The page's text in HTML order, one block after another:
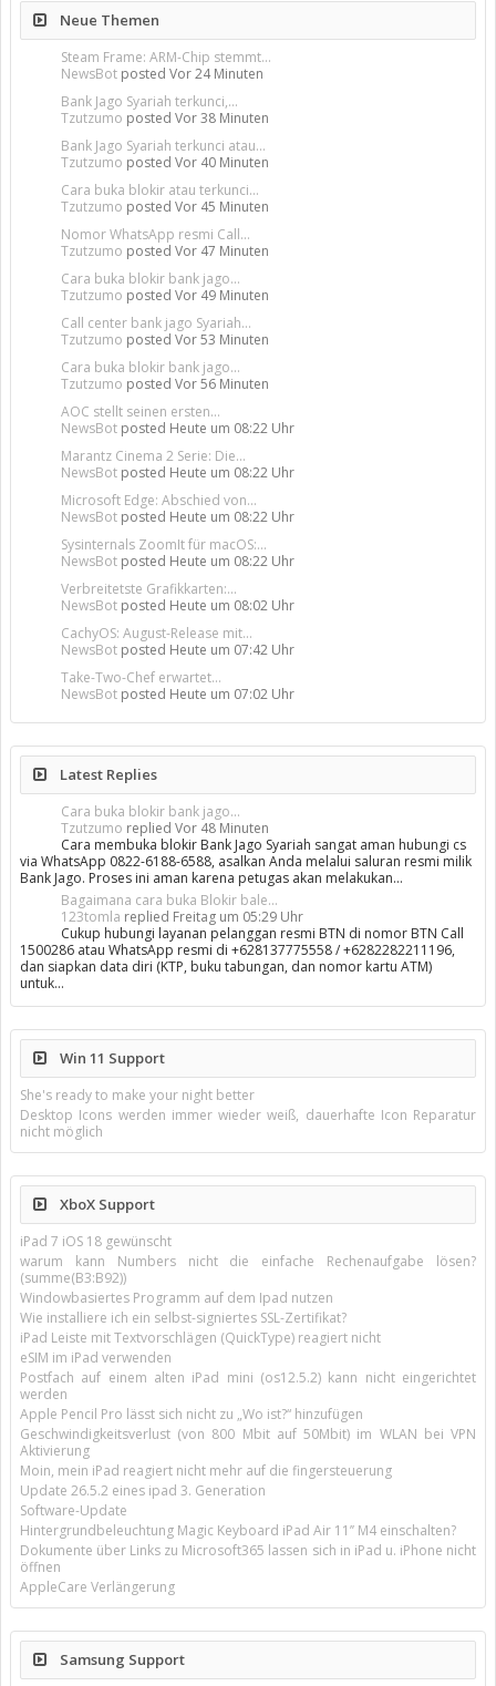
Neue Themen
Steam Frame: ARM-Chip stemmt...
NewsBot posted Vor 24 Minuten
Bank Jago Syariah terkunci,...
Tzutzumo posted Vor 38 Minuten
Bank Jago Syariah terkunci atau...
Tzutzumo posted Vor 40 Minuten
Cara buka blokir atau terkunci...
Tzutzumo posted Vor 45 Minuten
Nomor WhatsApp resmi Call...
Tzutzumo posted Vor 47 Minuten
Cara buka blokir bank jago...
Tzutzumo posted Vor 49 Minuten
Call center bank jago Syariah...
Tzutzumo posted Vor 53 Minuten
Cara buka blokir bank jago...
Tzutzumo posted Vor 56 Minuten
AOC stellt seinen ersten...
NewsBot posted Heute um 08:22 Uhr
Marantz Cinema 2 Serie: Die...
NewsBot posted Heute um 08:22 Uhr
Microsoft Edge: Abschied von...
NewsBot posted Heute um 08:22 Uhr
Sysinternals ZoomIt für macOS:...
NewsBot posted Heute um 08:22 Uhr
Verbreitetste Grafikkarten:...
NewsBot posted Heute um 08:02 Uhr
CachyOS: August-Release mit...
NewsBot posted Heute um 07:42 Uhr
Take-Two-Chef erwartet...
NewsBot posted Heute um 07:02 Uhr
Latest Replies
Cara buka blokir bank jago...
Tzutzumo replied Vor 48 Minuten
Cara membuka blokir Bank Jago Syariah sangat aman hubungi cs
via WhatsApp 0822-6188-6588, asalkan Anda melalui saluran resmi milik
Bank Jago. Proses ini aman karena petugas akan melakukan…
Bagaimana cara buka Blokir bale...
123tomla replied Freitag um 05:29 Uhr
Cukup hubungi layanan pelanggan resmi BTN di nomor BTN Call
1500286 atau WhatsApp resmi di +628137775558 / +6282282211196,
dan siapkan data diri (KTP, buku tabungan, dan nomor kartu ATM)
untuk…
Win 11 Support
She's ready to make your night better
Desktop Icons werden immer wieder weiß, dauerhafte Icon Reparatur
nicht möglich
XboX Support
iPad 7 iOS 18 gewünscht
warum kann Numbers nicht die einfache Rechenaufgabe lösen?
(summe(B3:B92))
Windowbasiertes Programm auf dem Ipad nutzen
Wie installiere ich ein selbst-signiertes SSL-Zertifikat?
iPad Leiste mit Textvorschlägen (QuickType) reagiert nicht
eSIM im iPad verwenden
Postfach auf einem alten iPad mini (os12.5.2) kann nicht eingerichtet
werden
Apple Pencil Pro lässt sich nicht zu „Wo ist?“ hinzufügen
Geschwindigkeitsverlust (von 800 Mbit auf 50Mbit) im WLAN bei VPN
Aktivierung
Moin, mein iPad reagiert nicht mehr auf die fingersteuerung
Update 26.5.2 eines ipad 3. Generation
Software-Update
Hintergrundbeleuchtung Magic Keyboard iPad Air 11’’ M4 einschalten?
Dokumente über Links zu Microsoft365 lassen sich in iPad u. iPhone nicht
öffnen
AppleCare Verlängerung
Samsung Support